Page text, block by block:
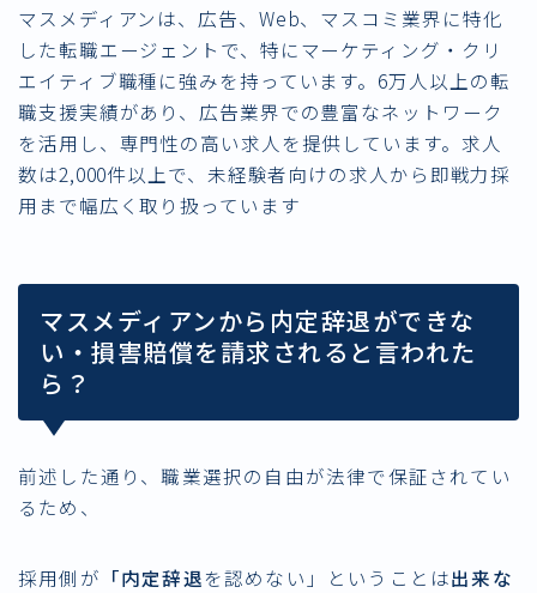
マスメディアンは、広告、Web、マスコミ業界に特化
した転職エージェントで、特にマーケティング・クリ
エイティブ職種に強みを持っています。6万人以上の転
職支援実績があり、広告業界での豊富なネットワーク
を活用し、専門性の高い求人を提供しています。求人
数は2,000件以上で、未経験者向けの求人から即戦力採
用まで幅広く取り扱っています
マスメディアンから内定辞退ができな
い・損害賠償を請求されると言われた
ら？
前述した通り、職業選択の自由が法律で保証されてい
る ため、
採用側が 「内定辞退を認めない」ということは出来な